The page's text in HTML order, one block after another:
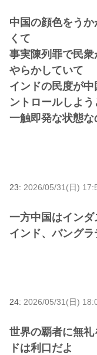
中国の顔色をう
くて
事実陳列罪で民
やらかしていて
インドの民度が
ントロールしよ
一触即発な状態
23: 2026/05/31(日)
一方中国はイン
インド、バング
24: 2026/05/31(日)
世界の覇者に無
ドは利口だよ